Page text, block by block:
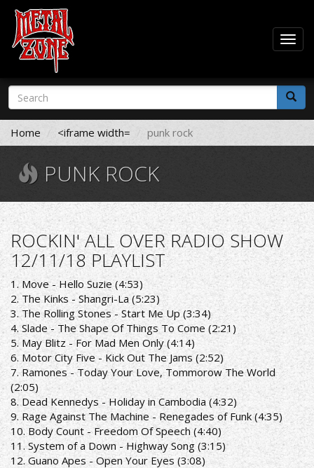
Skip
main
content
Search
form
Search
Home <iframe width= punk rock
PUNK ROCK
ROCKIN' ALL OVER RADIO SHOW
12/11/18 PLAYLIST
1. Move - Hello Suzie (4:53)
2. The Kinks - Shangri-La (5:23)
3. The Rolling Stones - Start Me Up (3:34)
4. Slade - The Shape Of Things To Come (2:21)
5. May Blitz - For Mad Men Only (4:14)
6. Motor City Five - Kick Out The Jams (2:52)
7. Ramones - Today Your Love, Tommorow The World
(2:05)
8. Dead Kennedys - Holiday in Cambodia (4:32)
9. Rage Against The Machine - Renegades of Funk (4:35)
10. Body Count - Freedom Of Speech (4:40)
11. System of a Down - Highway Song (3:15)
12. Guano Apes - Open Your Eyes (3:08)